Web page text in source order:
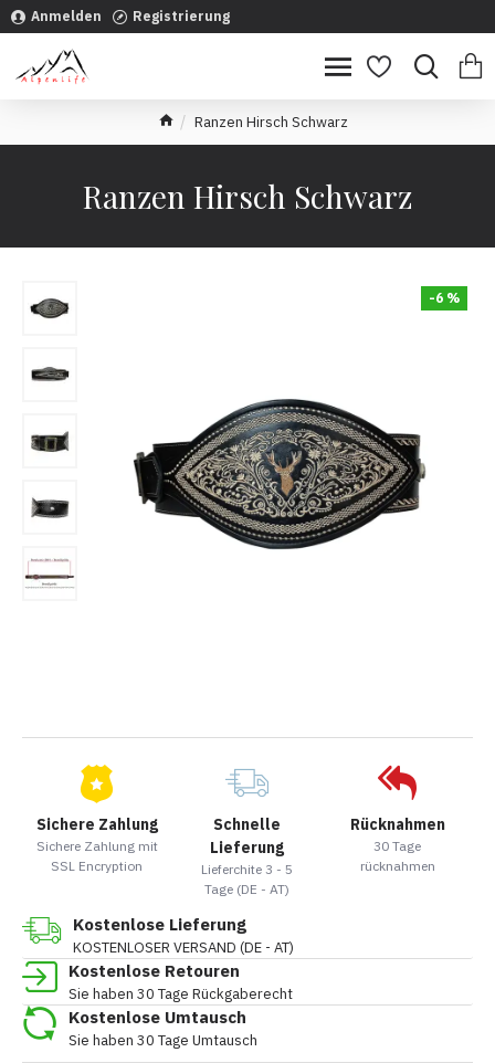
Anmelden Registrierung
Ranzen Hirsch Schwarz
Ranzen Hirsch Schwarz
-6 %
Sichere Zahlung
Sichere Zahlung mit
SSL Encryption
Schnelle
Lieferung
Lieferchite 3 - 5
Tage (DE - AT)
Rücknahmen
30 Tage
rücknahmen
Kostenlose Lieferung
KOSTENLOSER VERSAND (DE - AT)
Kostenlose Retouren
Sie haben 30 Tage Rückgaberecht
Kostenlose Umtausch
Sie haben 30 Tage Umtausch